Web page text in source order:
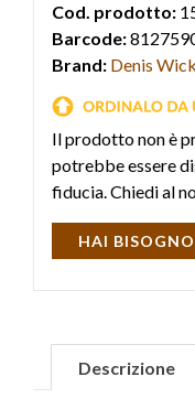
Cod. prodotto:
Barcode:
Brand: Denis Wick
Il prodotto non è
potrebbe essere
fiducia. Chiedi al
HAI
Descrizione